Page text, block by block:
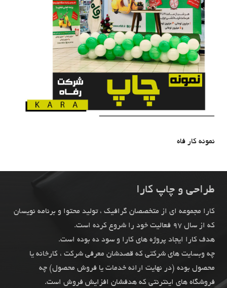
نمونه کار فاه
طراحی و چاپ کارا
کارا مجموعه ای از متخصصان گرافیک ، تولید محتوا و برنامه نویسان
که از سال 97 فعالیت خود را شروع کرده است.
هدف کارا ایجاد پروژه های کارا و سود ده بوده است.
چه وبسایت های شرکتی که قصدشان معرفی شرکت ، کارخانه یا
محصول بوده (در نهایت ارائه خدمات یا فروش محصول) چه
فروشگاه های اینترنتی که هدفشان افزایش فروش است.